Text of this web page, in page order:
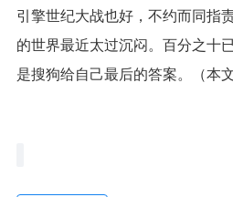
引擎世纪大战也好，不约而同指
的世界最近太过沉闷。百分之十
是搜狗给自己最后的答案。（本